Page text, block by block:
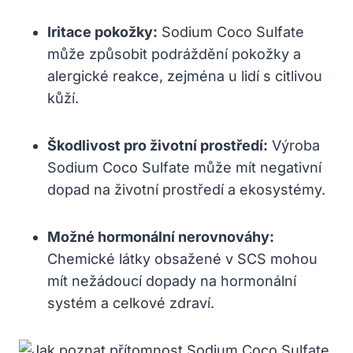
Iritace pokožky: Sodium Coco Sulfate
může způsobit podráždění pokožky a
alergické reakce, zejména u lidí s citlivou
kůží.
Škodlivost pro životní prostředí: Výroba
Sodium Coco Sulfate může mít negativní
dopad na životní prostředí a ekosystémy.
Možné hormonální nerovnováhy:
Chemické látky obsažené v SCS mohou
mít nežádoucí dopady na hormonální
systém a celkové zdraví.